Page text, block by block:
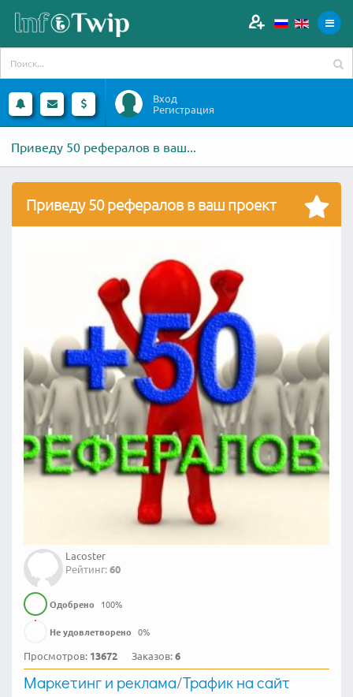
Вход
Регистрация
Приведу 50 рефералов в ваш...
Приведу 50 рефералов в ваш проект
Lacoster
Рейтинг:60
Одобрено 100%
Не удовлетворено 0%
Просмотров: 13672 Заказов:6
Маркетинг и реклама/Трафик на сайт